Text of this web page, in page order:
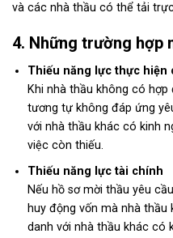
và các nhà thầu có thể tải
4. Những trường hợp
Thiếu năng lực thực hiện
Khi nhà thầu không có
tương tự không đáp ứng
với nhà thầu khác có kinh
việc còn thiếu.
Thiếu năng lực tài chính
Nếu hồ sơ mời thầu yêu
huy động vốn mà nhà
danh với nhà thầu khác có